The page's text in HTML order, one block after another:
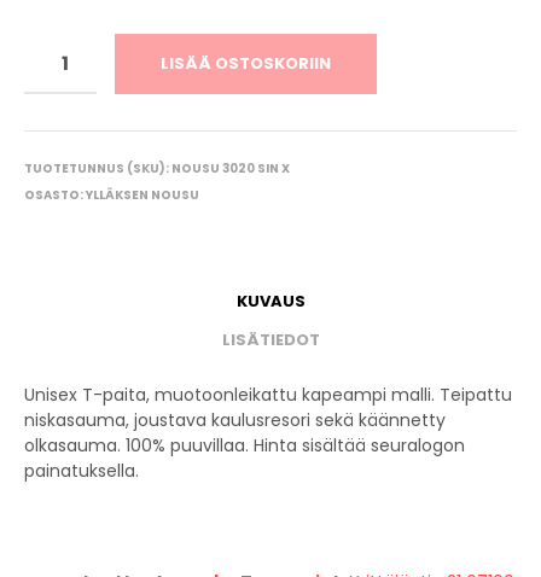
LISÄÄ OSTOSKORIIN
TUOTETUNNUS (SKU): NOUSU 3020 SIN X
OSASTO:YLLÄKSEN NOUSU
KUVAUS
LISÄTIEDOT
Unisex T-paita, muotoonleikattu kapeampi malli. Teipattu
niskasauma, joustava kaulusresori sekä käännetty
olkasauma. 100% puuvillaa. Hinta sisältää seuralogon
painatuksella.